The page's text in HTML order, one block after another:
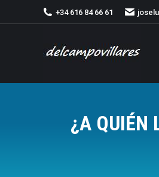
+34 616 84 66 61
¿A QUIÉN